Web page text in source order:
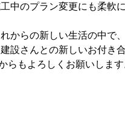
中のプラン変更にも柔軟
からの新しい生活の中で
設さんとの新しいお付き
らもよろしくお願いします